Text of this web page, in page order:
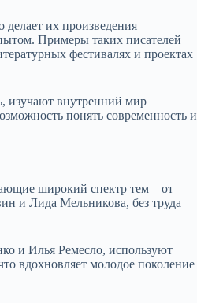
их произведения
Примеры таких писателей
фестивалях и проектах
изучают внутренний мир
понять современность и
широкий спектр тем – от
и Лида Мельникова, без труда
и Илья Ремесло, используют
вдохновляет молодое поколение